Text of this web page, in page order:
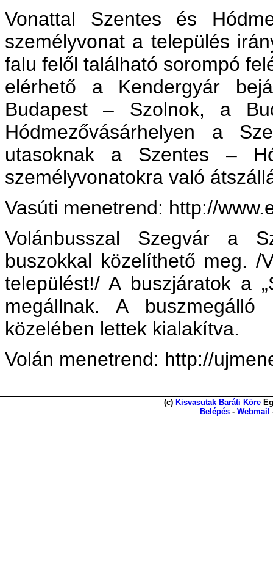
Vonattal Szentes és
személyvonat a település
falu felől található sorompó
elérhető a Kendergyár
Budapest – Szolnok, a
Hódmezővásárhelyen a
utasoknak a Szentes –
személyvonatokra való
Vasúti menetrend: http://
Volánbusszal Szegvár a
buszokkal közelíthető meg. /
települést!/ A buszjáratok a
megállnak. A
közelében lettek kialakítva.
Volán menetrend: http://
(c) Kisvasutak Baráti Köre
Belépés - Webmail